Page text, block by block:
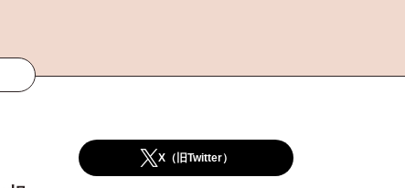
X（旧Twitter）